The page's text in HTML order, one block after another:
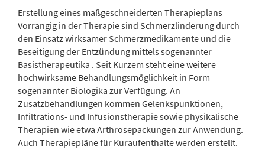
Erstellung eines maßgeschneiderten Therapieplans
Vorrangig in der Therapie sind Schmerzlinderung durch
den Einsatz wirksamer Schmerzmedikamente und die
Beseitigung der Entzündung mittels sogenannter
Basistherapeutika . Seit Kurzem steht eine weitere
hochwirksame Behandlungsmöglichkeit in Form
sogenannter Biologika zur Verfügung. An
Zusatzbehandlungen kommen Gelenkspunktionen,
Infiltrations- und Infusionstherapie sowie physikalische
Therapien wie etwa Arthrosepackungen zur Anwendung.
Auch Therapiepläne für Kuraufenthalte werden erstellt.